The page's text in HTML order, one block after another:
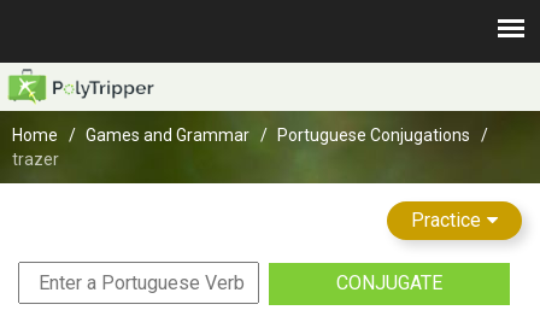
Home Games and Grammar
Portuguese Conjugations
trazer
Practice
CONJUGATE